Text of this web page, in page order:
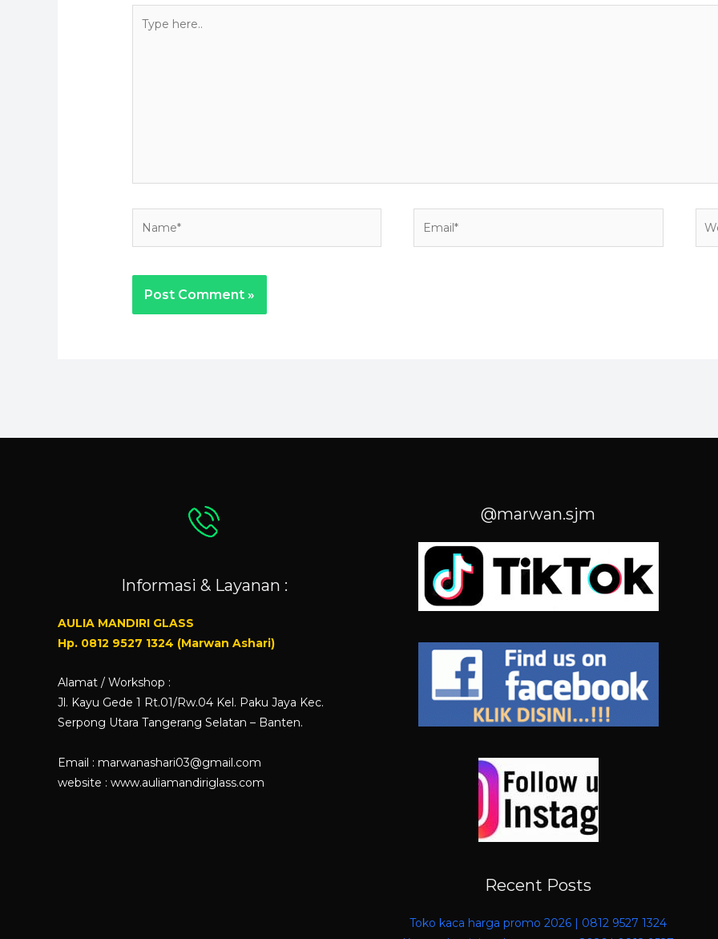
here..
Informasi & Layanan :
AULIA MANDIRI GLASS
Hp. 0812 9527 1324 (Marwan Ashari)
Alamat / Workshop :
Jl. Kayu Gede 1 Rt.01/Rw.04 Kel. Paku Jaya Kec.
Serpong Utara Tangerang Selatan – Banten.
Email : marwanashari03@gmail.com
website : www.auliamandiriglass.com
@marwan.sjm
Recent Posts
Toko kaca harga promo 2026 | 0812 9527 1324